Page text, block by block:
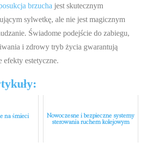
brzucha jest skutecznym
sylwetkę, ale nie jest magicznym
Świadome podejście do zabiegu,
i zdrowy tryb życia gwarantują
efekty estetyczne.
na śmieci
Nowoczesne i bezpieczne systemy
sterowania ruchem kolejowym